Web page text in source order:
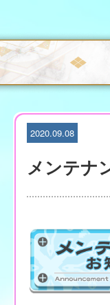
i
p
t
o
c
2020.09.08
メンテナ